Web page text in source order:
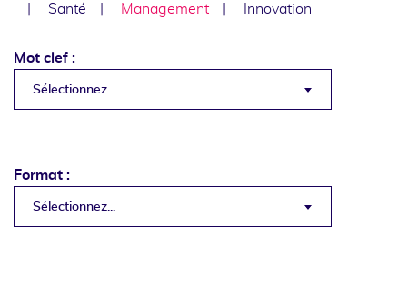
Santé
Management Innovation
Mot clef :
Sélectionnez...
Format :
Sélectionnez...